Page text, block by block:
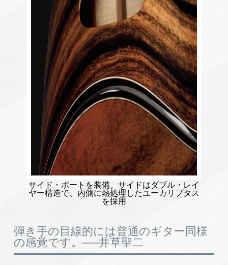
サイド・ポートを装備。サイドはダブル・レイ
ヤー構造で、内側に熱処理したユーカリプタス
を採用
弾き手の目線的には普通のギター同様
の感覚です。──井草聖二